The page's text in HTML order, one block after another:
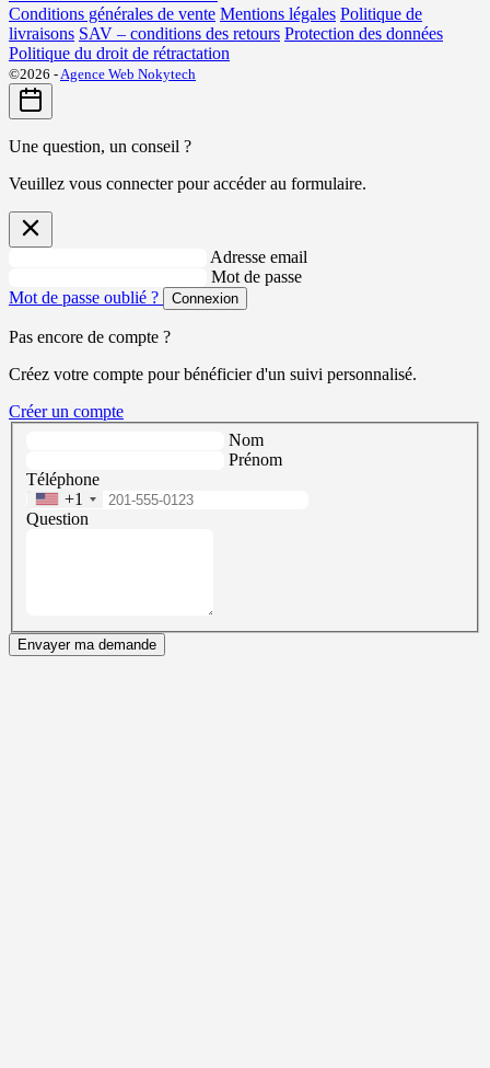
Conditions générales de vente Mentions légales Politique de
livraisons SAV – conditions des retours Protection des données
Politique du droit de rétractation
©2026 -Agence Web Nokytech
Une question, un conseil ?
Veuillez vous connecter pour accéder au formulaire.
Adresse email
Mot de passe
Mot de passe oublié ?
Connexion
Pas encore de compte ?
Créez votre compte pour bénéficier d'un suivi personnalisé.
Créer un compte
Nom
Prénom
Téléphone
+1
Question
Envayer ma demande